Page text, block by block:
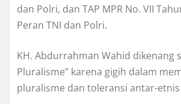
dan Polri, dan TAP MPR No. VII
Peran TNI dan Polri.
KH. Abdurrahman Wahid dikenang
Pluralisme” karena gigih dalam
pluralisme dan toleransi antar-